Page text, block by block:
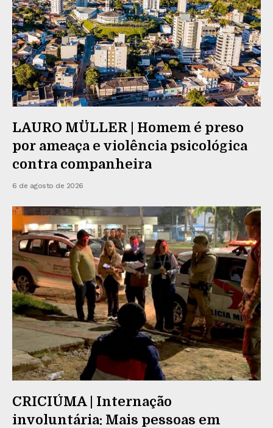
LAURO MÜLLER | Homem é preso
por ameaça e violência psicológica
contra companheira
6 de agosto de 2026
CRICIÚMA | Internação
involuntária: Mais pessoas em